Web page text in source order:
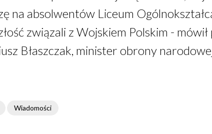
na absolwentów Liceum
związali z Wojskiem Polskim -
Błaszczak, minister obrony
Wiadomości